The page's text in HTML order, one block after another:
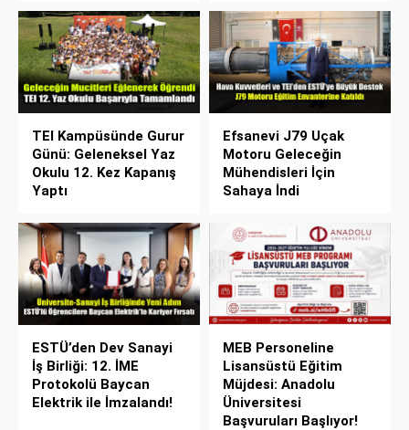
TEI Kampüsünde Gurur
Günü: Geleneksel Yaz
Okulu 12. Kez Kapanış
Yaptı
Efsanevi J79 Uçak
Motoru Geleceğin
Mühendisleri İçin
Sahaya İndi
ESTÜ’den Dev Sanayi
İş Birliği: 12. İME
Protokolü Baycan
Elektrik ile İmzalandı!
MEB Personeline
Lisansüstü Eğitim
Müjdesi: Anadolu
Üniversitesi
Başvuruları Başlıyor!